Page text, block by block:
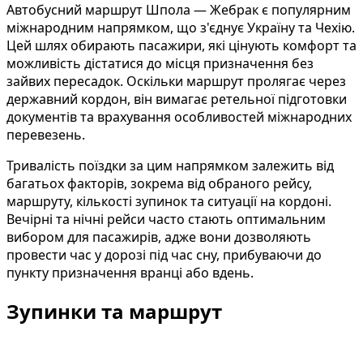
Автобусний маршрут Шпола — Жебрак є популярним
міжнародним напрямком, що з'єднує Україну та Чехію.
Цей шлях обирають пасажири, які цінують комфорт та
можливість дістатися до місця призначення без
зайвих пересадок. Оскільки маршрут пролягає через
державний кордон, він вимагає ретельної підготовки
документів та врахування особливостей міжнародних
перевезень.
Тривалість поїздки за цим напрямком залежить від
багатьох факторів, зокрема від обраного рейсу,
маршруту, кількості зупинок та ситуації на кордоні.
Вечірні та нічні рейси часто стають оптимальним
вибором для пасажирів, адже вони дозволяють
провести час у дорозі під час сну, прибуваючи до
пункту призначення вранці або вдень.
Зупинки та маршрут